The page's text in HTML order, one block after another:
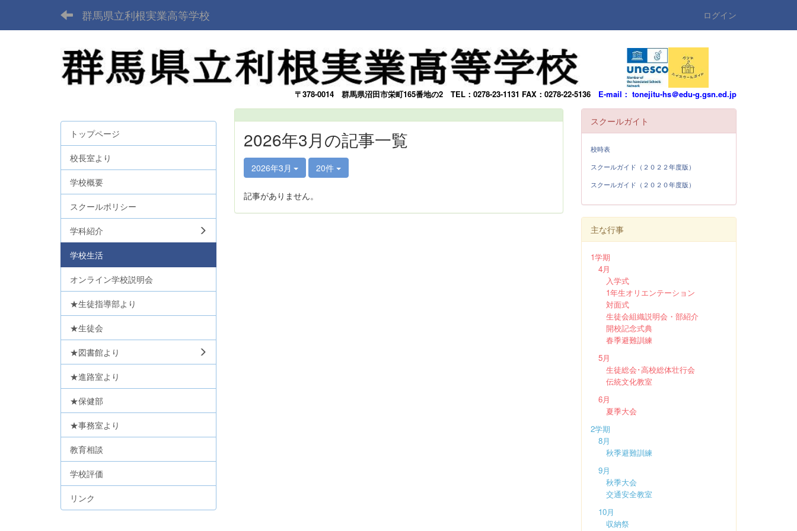
群馬県立利根実業高等学校 ログイン
〒378-0014 群馬県沼田市栄町165番地の2 TEL：0278-23-1131 FAX：0278-22-5136 E-mail： tonejitu-hs＠edu-g.gsn.ed.jp
2026年3月の記事一覧
2026年3月 20件
記事がありません。
トップページ
校長室より
学校概要
スクールポリシー
学科紹介
学校生活
オンライン学校説明会
★生徒指導部より
★生徒会
★図書館より
★進路室より
★保健部
★事務室より
教育相談
学校評価
リンク
スクールガイト
校時表
スクールガイド（２０２２年度版）
スクールガイド（２０２０年度版）
主な行事
1学期
4月
入学式
1年生オリエンテーション
対面式
生徒会組織説明会・部紹介
開校記念式典
春季避難訓練
5月
生徒総会･高校総体壮行会
伝統文化教室
6月
夏季大会
2学期
8月
秋季避難訓練
9月
秋季大会
交通安全教室
10月
収納祭